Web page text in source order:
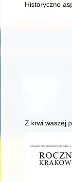
Historyczne
Z krwi waszej